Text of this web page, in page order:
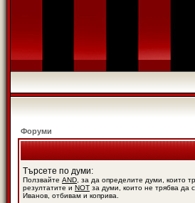
Форуми
Търсете по думи:
Ползвайте AND , за да определите думи, които
резултатите и NOT за думи, които не трябва да
Иванов, отбивам и коприва.